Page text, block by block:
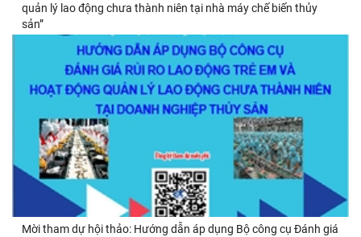
quản lý lao động chưa thành niên tại nhà máy chế biến thủy
sản”
Mời tham dự hội thảo: Hướng dẫn áp dụng Bộ công cụ Đánh giá